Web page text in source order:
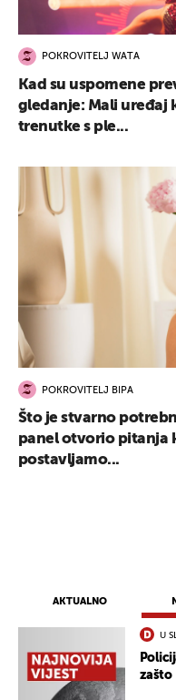
AKTUALNO
U
zašto
POKROVITELJ WATA
Kad su uspomene
gledanje: Mali uređaj
trenutke s ple...
POKROVITELJ BIPA
Što je stvarno
panel otvorio pitanja
postavljamo...